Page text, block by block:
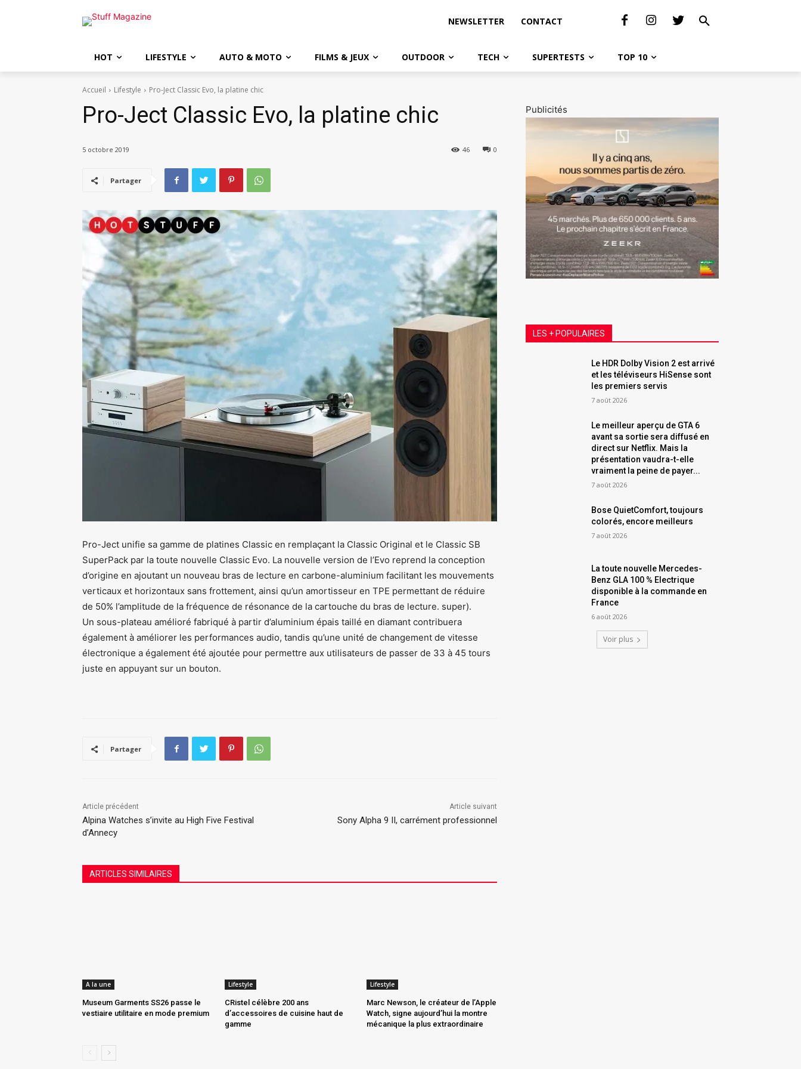
NEWSLETTER CONTACT
HOT LIFESTYLE AUTO & MOTO FILMS & JEUX OUTDOOR TECH SUPERTESTS TOP 10
Accueil Lifestyle Pro-Ject Classic Evo, la platine chic
Pro-Ject Classic Evo, la platine chic
5 octobre 2019 0
46
Partager
Pro-Ject unifie sa gamme de platines Classic en remplaçant la Classic Original et le Classic SB
SuperPack par la toute nouvelle Classic Evo. La nouvelle version de l’Evo reprend la conception
d’origine en ajoutant un nouveau bras de lecture en carbone-aluminium facilitant les mouvements
verticaux et horizontaux sans frottement, ainsi qu’un amortisseur en TPE permettant de réduire
de 50% l’amplitude de la fréquence de résonance de la cartouche du bras de lecture. super).
Un sous-plateau amélioré fabriqué à partir d’aluminium épais taillé en diamant contribuera
également à améliorer les performances audio, tandis qu’une unité de changement de vitesse
électronique a également été ajoutée pour permettre aux utilisateurs de passer de 33 à 45 tours
juste en appuyant sur un bouton.
Partager
Article précédent
Alpina Watches s’invite au High Five Festival
d’Annecy
Article suivant
Sony Alpha 9 II, carrément professionnel
ARTICLES SIMILAIRES
A la une
Museum Garments SS26 passe le
vestiaire utilitaire en mode premium
Lifestyle
CRistel célèbre 200 ans
d’accessoires de cuisine haut de
gamme
Lifestyle
Marc Newson, le créateur de l’Apple
Watch, signe aujourd’hui la montre
mécanique la plus extraordinaire
Publicités
LES + POPULAIRES
Le HDR Dolby Vision 2 est arrivé
et les téléviseurs HiSense sont
les premiers servis
7 août 2026
Le meilleur aperçu de GTA 6
avant sa sortie sera diffusé en
direct sur Netflix. Mais la
présentation vaudra-t-elle
vraiment la peine de payer...
7 août 2026
Bose QuietComfort, toujours
colorés, encore meilleurs
7 août 2026
La toute nouvelle Mercedes-
Benz GLA 100 % Electrique
disponible à la commande en
France
6 août 2026
Voir plus